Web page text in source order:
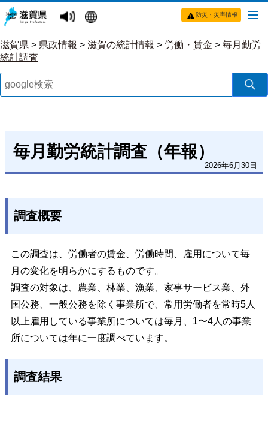
防災・災害情報
滋賀県 > 県政情報 > 滋賀の統計情報 > 労働・賃金 > 毎月勤労
統計調査
毎月勤労統計調査（年報）
2026年6月30日
調査概要
この調査は、労働者の賃金、労働時間、雇用について毎
月の変化を明らかにするものです。
調査の対象は、農業、林業、漁業、家事サービス業、外
国公務、一般公務を除く事業所で、常用労働者を常時5人
以上雇用している事業所については毎月、1〜4人の事業
所については年に一度調べています。
調査結果